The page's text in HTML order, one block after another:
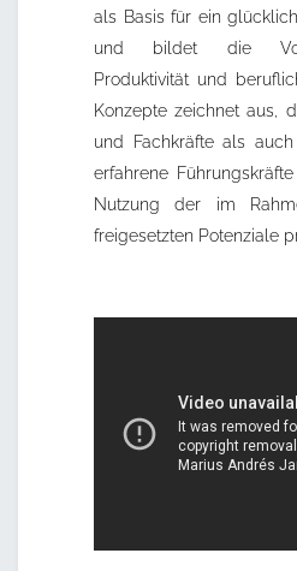
als Basis für ein
und bildet die
Produktivität und
Konzepte zeichnet aus,
und Fachkräfte als
erfahrene
Nutzung der im
freigesetzten Potenziale